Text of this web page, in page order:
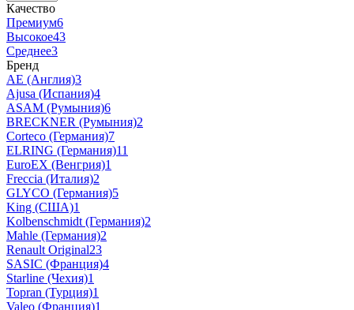
Качество
Премиум6
Высокое43
Среднее3
Бренд
AE (Англия)3
Ajusa (Испания)4
ASAM (Румыния)6
BRECKNER (Румыния)2
Corteco (Германия)7
ELRING (Германия)11
EuroEX (Венгрия)1
Freccia (Италия)2
GLYCO (Германия)5
King (США)1
Kolbenschmidt (Германия)2
Mahle (Германия)2
Renault Original23
SASIC (Франция)4
Starline (Чехия)1
Topran (Турция)1
Valeo (Франция)1